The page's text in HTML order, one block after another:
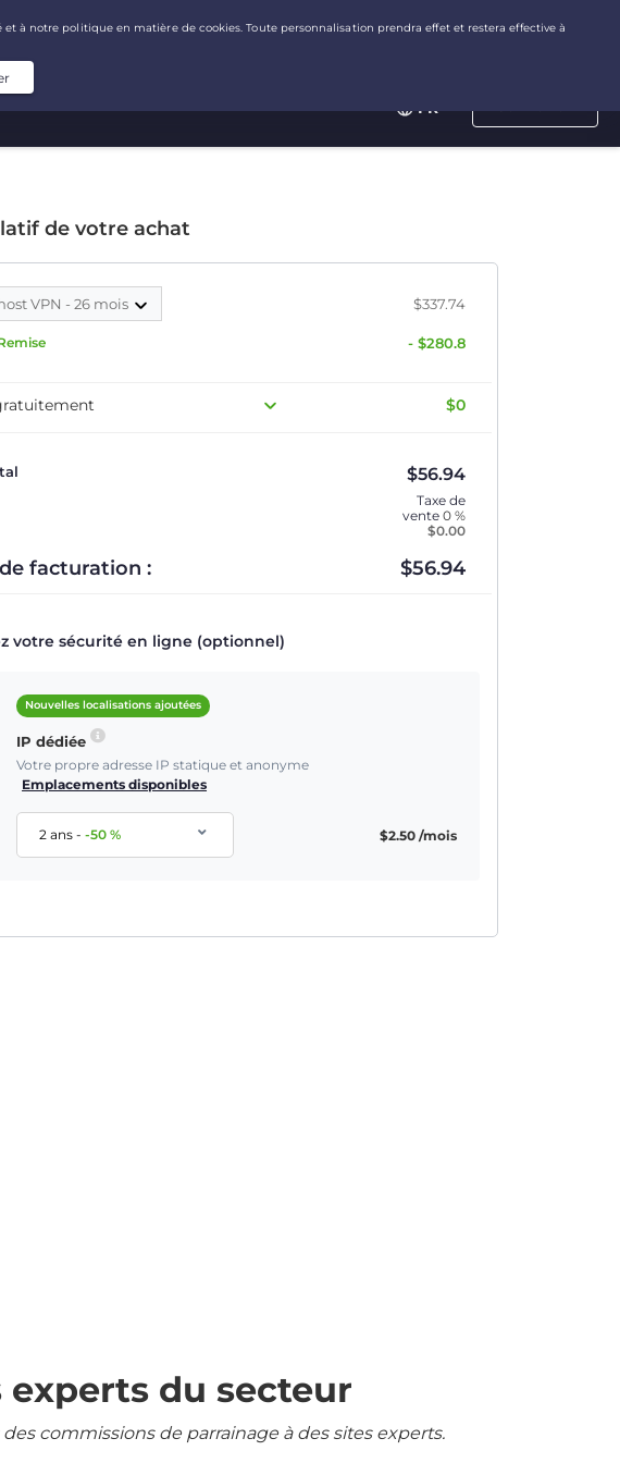
FR
de votre achat
VPN - 26 mois $337.74
- $280.8
$0
$56.94
Taxe de
vente 0 %
$0.00
facturation : $56.94
votre sécurité en ligne (optionnel)
Nouvelles localisations ajoutées
IP dédiée
Votre propre adresse IP statique et anonyme
Emplacements disponibles
2 ans--50 % $2.50 /mois
experts du secteur
commissions de parrainage à des sites experts.